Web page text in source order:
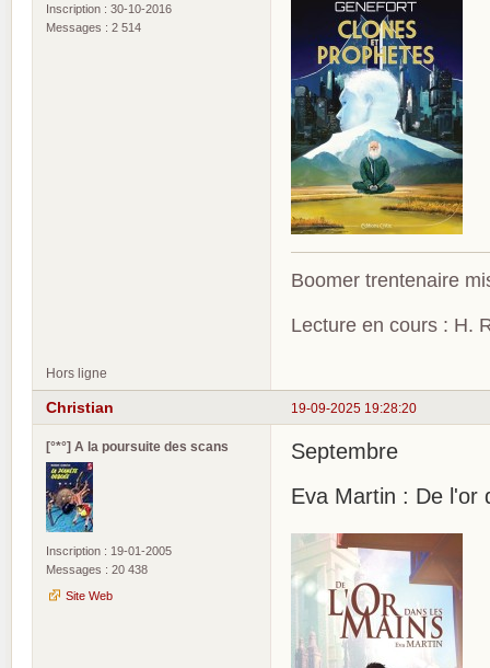
Inscription : 30-10-2016
Messages : 2 514
Boomer trentenaire
Lecture en cours : H.
Hors ligne
19-09-2025 19:28:20
Christian
[°*°] A la poursuite des scans
Inscription : 19-01-2005
Messages : 20 438
Site Web
Septembre
Eva Martin : De l'or